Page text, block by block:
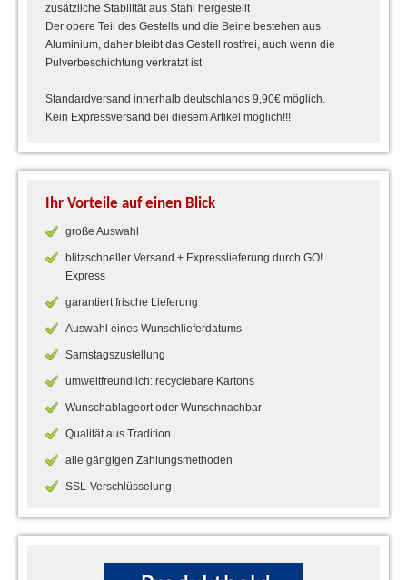
zusätzliche Stabilität aus Stahl hergestellt
Der obere Teil des Gestells und die Beine bestehen aus
Aluminium, daher bleibt das Gestell rostfrei, auch wenn die
Pulverbeschichtung verkratzt ist
Standardversand innerhalb deutschlands 9,90€ möglich.
Kein Expressversand bei diesem Artikel möglich!!!
Ihr Vorteile auf einen Blick
große Auswahl
blitzschneller Versand + Expresslieferung durch GO!
Express
garantiert frische Lieferung
Auswahl eines Wunschlieferdatums
Samstagszustellung
umweltfreundlich: recyclebare Kartons
Wunschablageort oder Wunschnachbar
Qualität aus Tradition
alle gängigen Zahlungsmethoden
SSL-Verschlüsselung